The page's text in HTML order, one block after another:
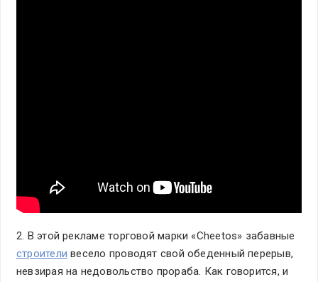
2. В этой рекламе торговой марки «Cheetos» забавные
строители весело проводят свой обеденный перерыв,
невзирая на недовольство прораба. Как говорится, и